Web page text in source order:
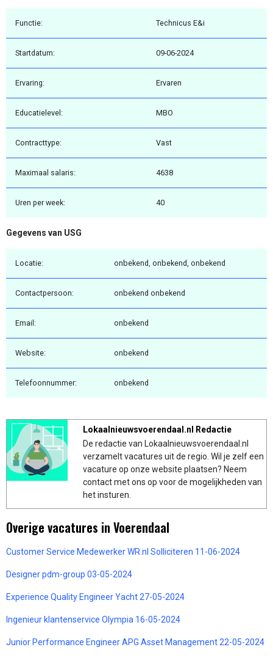
Functie: Technicus E&i
Startdatum: 09-06-2024
Ervaring: Ervaren
Educatielevel: MBO
Contracttype: Vast
Maximaal salaris: 4638
Uren per week: 40
Gegevens van USG
Locatie: onbekend, onbekend, onbekend
Contactpersoon: onbekend onbekend
Email: onbekend
Website: onbekend
Telefoonnummer: onbekend
Lokaalnieuwsvoerendaal.nl Redactie
De redactie van Lokaalnieuwsvoerendaal.nl
verzamelt vacatures uit de regio. Wil je zelf een
vacature op onze website plaatsen? Neem
contact met ons op voor de mogelijkheden van
het insturen.
Overige vacatures in Voerendaal
Customer Service Medewerker WR.nl Solliciteren 11-06-2024
Designer pdm-group 03-05-2024
Experience Quality Engineer Yacht 27-05-2024
Ingenieur klantenservice Olympia 16-05-2024
Junior Performance Engineer APG Asset Management 22-05-2024